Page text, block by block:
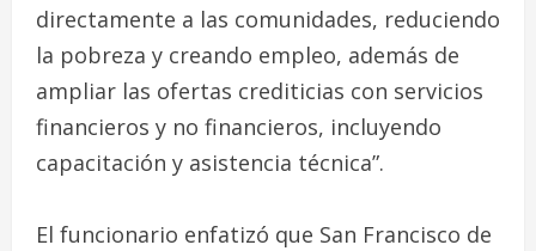
directamente a las comunidades, reduciendo
la pobreza y creando empleo, además de
ampliar las ofertas crediticias con servicios
financieros y no financieros, incluyendo
capacitación y asistencia técnica”.
El funcionario enfatizó que San Francisco de